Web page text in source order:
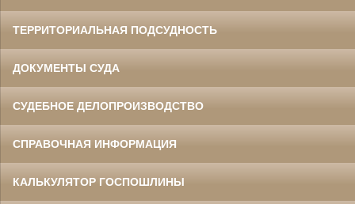
ТЕРРИТОРИАЛЬНАЯ ПОДСУДНОСТЬ
ДОКУМЕНТЫ СУДА
СУДЕБНОЕ ДЕЛОПРОИЗВОДСТВО
СПРАВОЧНАЯ ИНФОРМАЦИЯ
КАЛЬКУЛЯТОР ГОСПОШЛИНЫ